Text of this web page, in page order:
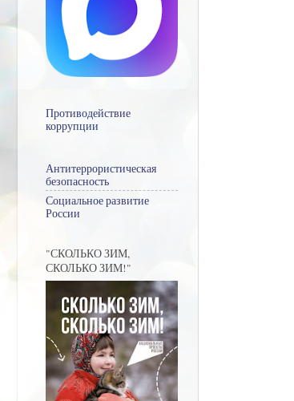
Противодействие
коррупции
Антитеррористическая
безопасность
Социальное развитие
России
"СКОЛЬКО ЗИМ,
СКОЛЬКО ЗИМ!"